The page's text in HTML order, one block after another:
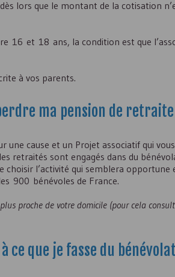
lors que le montant de la cotisation
16 et 18 ans, la condition est que
à vos parents.
ma pension de
cause et un Projet associatif qui
retraités sont engagés dans du
choisir l’activité qui semblera opportune
900 bénévoles de France.
proche de votre domicile (pour cela
ce que je fasse du